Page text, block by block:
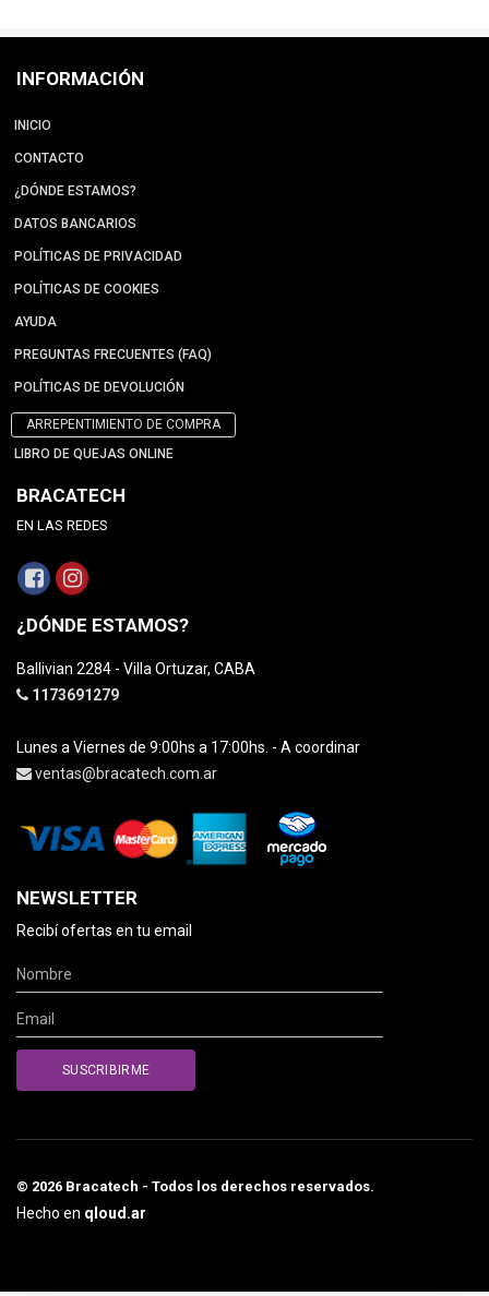
INFORMACIÓN
INICIO
CONTACTO
¿DÓNDE ESTAMOS?
DATOS BANCARIOS
POLÍTICAS DE PRIVACIDAD
POLÍTICAS DE COOKIES
AYUDA
PREGUNTAS FRECUENTES (FAQ)
POLÍTICAS DE DEVOLUCIÓN
ARREPENTIMIENTO DE COMPRA
LIBRO DE QUEJAS ONLINE
BRACATECH
EN LAS REDES
¿DÓNDE ESTAMOS?
Ballivian 2284 - Villa Ortuzar, CABA
1173691279
Lunes a Viernes de 9:00hs a 17:00hs. - A coordinar
ventas@bracatech.com.ar
NEWSLETTER
Recibí ofertas en tu email
© 2026 Bracatech - Todos los derechos reservados.
Hecho en qloud.ar